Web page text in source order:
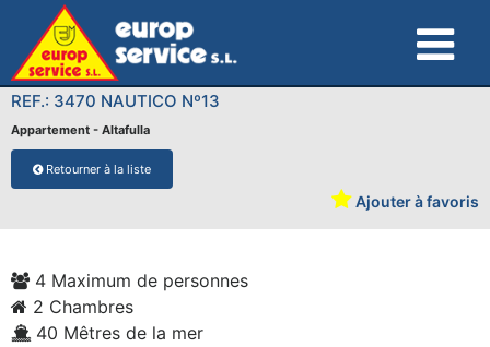
REF.: 3470 NAUTICO Nº13
Appartement - Altafulla
Retourner à la liste
Ajouter à favoris
4 Maximum de personnes
2 Chambres
40 Mêtres de la mer